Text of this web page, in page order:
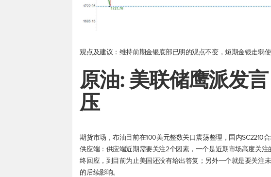
观点及建议：维持前期金银底部已明的观点不变，短期金银走弱
原油: 美联储鹰派发
压
期货市场，布油目前在100美元整数关口震荡整理，国内SC2210合
供应端：供应端近期需要关注2个因素，一个是近期市场高度关
终回应，到目前为止美国还没有给出答复；另外一个就是要关注
的后续影响。